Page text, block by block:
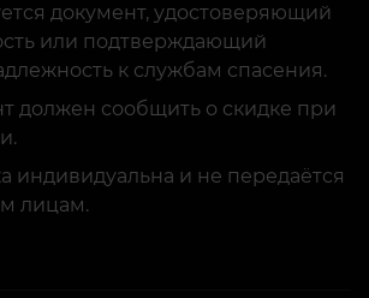
документ, удостоверяющий
или подтверждающий
к службам спасения.
должен сообщить о скидке при
индивидуальна и не передаётся
лицам.